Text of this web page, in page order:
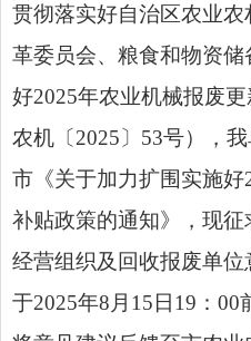
贯彻落实好自治区农业
革委员会、粮食和物资
好2025年农业机械报废
农机〔2025〕53号），
市《关于加力扩围实施
补贴政策的通知》，现
经营组织及回收报废单位
于2025年8月15日19：